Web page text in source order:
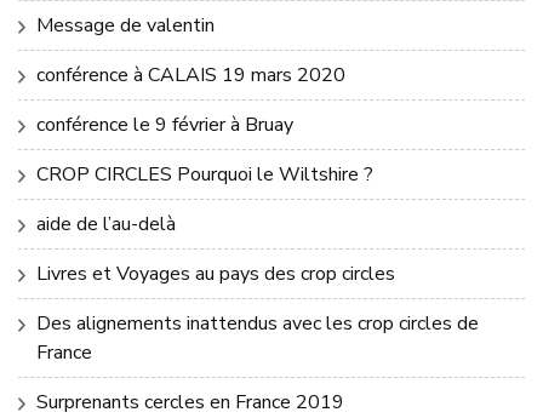
Message de valentin
conférence à CALAIS 19 mars 2020
conférence le 9 février à Bruay
CROP CIRCLES Pourquoi le Wiltshire ?
aide de l’au-delà
Livres et Voyages au pays des crop circles
Des alignements inattendus avec les crop circles de
France
Surprenants cercles en France 2019